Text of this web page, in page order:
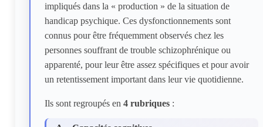
impliqués dans la « production » de la situation de
handicap psychique. Ces dysfonctionnements sont
connus pour être fréquemment observés chez les
personnes souffrant de trouble schizophrénique ou
apparenté, pour leur être assez spécifiques et pour avoir
un retentissement important dans leur vie quotidienne.
Ils sont regroupés en 4 rubriques :